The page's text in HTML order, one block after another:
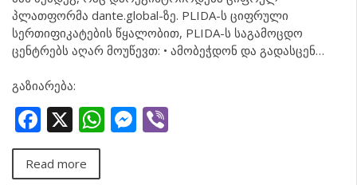
პლათფორმა dante.global-ზე. PLIDA-ს ციფრული
სერთიფიკატების წყალობით, PLIDA-ს საგამოცდო
ცენტრებს აღარ მოუწევთ: • ამობეჭდონ და გადასცენ…
გაზიარება:
Facebook
X WhatsApp
Messenger
Read more